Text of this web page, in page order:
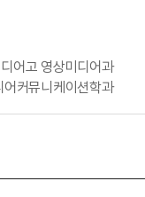
어고 영상미디어과
어커뮤니케이션학과